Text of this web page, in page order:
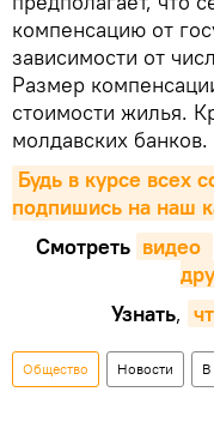
компенсацию от
зависимости от
Размер
стоимости жилья.
молдавских банков.
Будь в курсе всех
подпишись на наш
Смотреть видео
Узнать,
Общество Новости